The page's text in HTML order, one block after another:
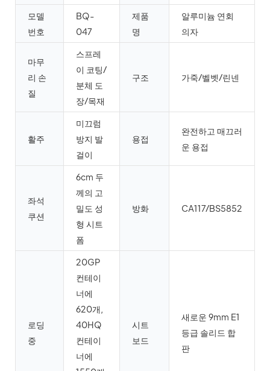
모델
번호
BQ-
047
제품
명
알루미늄 연회
의자
마무
리 손
질
스프레
이 코팅/
분체 도
장/목재
구조 가죽/벨벳/린넨
활주
미끄럼
방지 발
걸이
용접
완전하고 매끄러
운 용접
좌석
쿠션
6cm 두
께의 고
밀도 성
형 시트
폼
방화 CA117/BS5852
로딩
중
20GP
컨테이
너에
620개,
40HQ
컨테이
너에
시트
보드
새로운 9mm E1
등급 솔리드 합
판